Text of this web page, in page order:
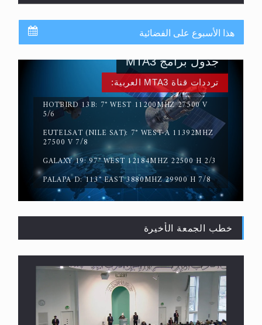
سورة التكوير تُنبئ بزمن بعثة المسيح الموعود عليه
السلام
هذا الأسبوع على الفضائية
ترددات قناة MTA3 العربية:
HOTBIRD 13B: 7° WEST 11200MHZ 27500 V
5/6
EUTELSAT (NILE SAT): 7° WEST-A 11392MHZ
27500 V 7/8
GALAXY 19: 97° WEST 12184MHZ 22500 H 2/3
PALAPA D: 113° EAST 3880MHZ 29900 H 7/8
جدول برامج MTA3
خطب الجمعة الأخيرة